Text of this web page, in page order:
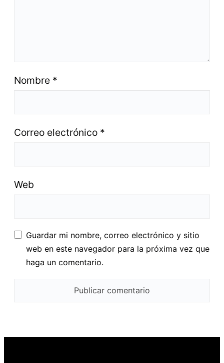
Nombre *
Correo electrónico *
Web
Guardar mi nombre, correo electrónico y sitio
web en este navegador para la próxima vez que
haga un comentario.